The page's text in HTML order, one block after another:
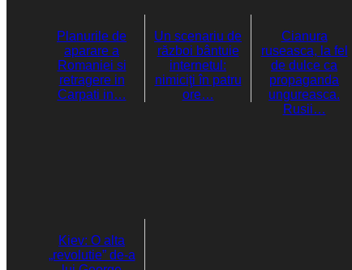
Planurile de
aparare a
Romaniei si
retragere in
Carpati in…
Un scenariu de
război bântuie
internetul:
nimiciţi în patru
ore…
Cianura
ruseasca, la fel
de dulce ca
propaganda
ungureasca.
Rusii…
Kiev: O alta
„revolutie” de-a